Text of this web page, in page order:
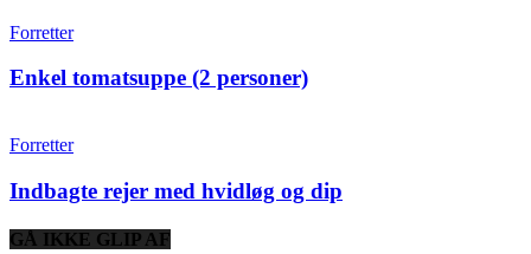
Forretter
Enkel tomatsuppe (2 personer)
Forretter
Indbagte rejer med hvidløg og dip
GÅ IKKE GLIP AF